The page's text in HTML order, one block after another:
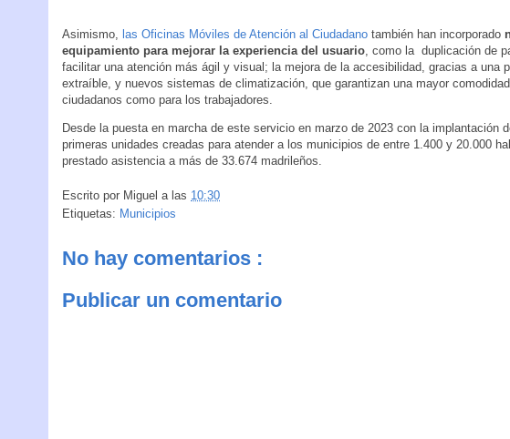
Asimismo, las Oficinas Móviles de Atención al Ciudadano también han incorporado
equipamiento para mejorar la experiencia del usuario , como la duplicación de
facilitar una atención más ágil y visual; la mejora de la accesibilidad, gracias a una
extraíble, y nuevos sistemas de climatización, que garantizan una mayor
ciudadanos como para los trabajadores.
Desde la puesta en marcha de este servicio en marzo de 2023 con la implantación
primeras unidades creadas para atender a los municipios de entre 1.400 y 20.000
prestado asistencia a más de 33.674 madrileños.
Escrito por Miguel a las 10:30
Etiquetas: Municipios
No hay comentarios :
Publicar un comentario